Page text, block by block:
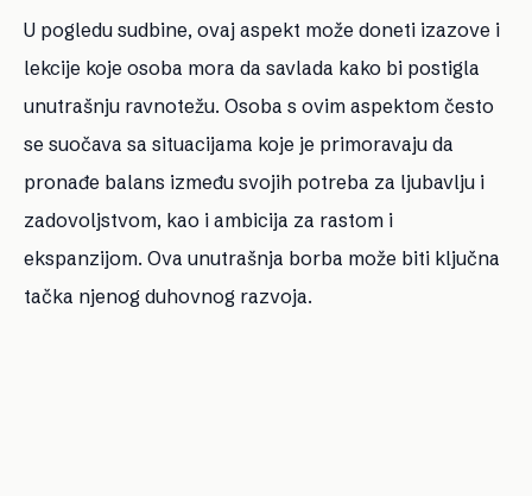
U pogledu sudbine, ovaj aspekt može doneti izazove i
lekcije koje osoba mora da savlada kako bi postigla
unutrašnju ravnotežu. Osoba s ovim aspektom često
se suočava sa situacijama koje je primoravaju da
pronađe balans između svojih potreba za ljubavlju i
zadovoljstvom, kao i ambicija za rastom i
ekspanzijom. Ova unutrašnja borba može biti ključna
tačka njenog duhovnog razvoja.